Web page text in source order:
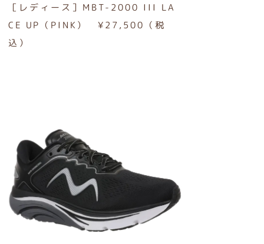
［レディース］MBT-2000 III LA
CE UP（PINK） ¥27,500（税
込）